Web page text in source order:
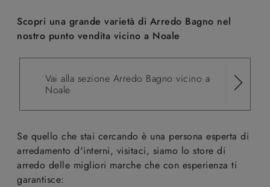
Scopri una grande varietà di Arredo Bagno nel
nostro punto vendita vicino a Noale
Vai alla sezione Arredo Bagno vicino a
Noale
Se quello che stai cercando è una persona esperta di
arredamento d'interni, visitaci, siamo lo store di
arredo delle migliori marche che con esperienza ti
garantisce: